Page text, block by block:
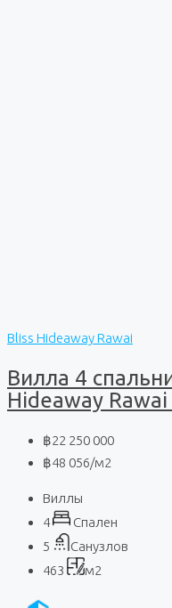
Bliss Hideaway Rawai
Вилла 4
Hideaway
฿22 250 000
฿48 056/м2
Виллы
4
Спален
5
Санузлов
463
м2